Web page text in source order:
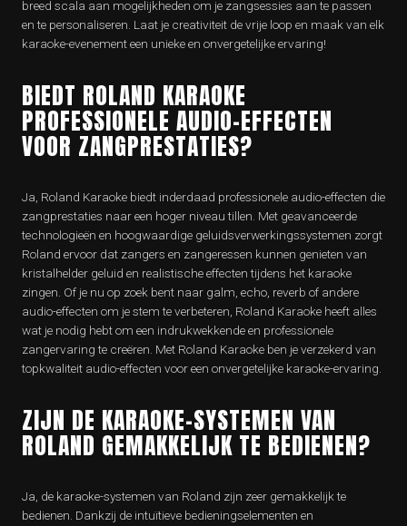
breed scala aan mogelijkheden om je zangsessies aan te passen
en te personaliseren. Laat je creativiteit de vrije loop en maak van elk
karaoke-evenement een unieke en onvergetelijke ervaring!
BIEDT ROLAND KARAOKE
PROFESSIONELE AUDIO-EFFECTEN
VOOR ZANGPRESTATIES?
Ja, Roland Karaoke biedt inderdaad professionele audio-effecten die
zangprestaties naar een hoger niveau tillen. Met geavanceerde
technologieën en hoogwaardige geluidsverwerkingssystemen zorgt
Roland ervoor dat zangers en zangeressen kunnen genieten van
kristalhelder geluid en realistische effecten tijdens het karaoke
zingen. Of je nu op zoek bent naar galm, echo, reverb of andere
audio-effecten om je stem te verbeteren, Roland Karaoke heeft alles
wat je nodig hebt om een indrukwekkende en professionele
zangervaring te creëren. Met Roland Karaoke ben je verzekerd van
topkwaliteit audio-effecten voor een onvergetelijke karaoke-ervaring.
ZIJN DE KARAOKE-SYSTEMEN VAN
ROLAND GEMAKKELIJK TE BEDIENEN?
Ja, de karaoke-systemen van Roland zijn zeer gemakkelijk te
bedienen. Dankzij de intuïtieve bedieningselementen en